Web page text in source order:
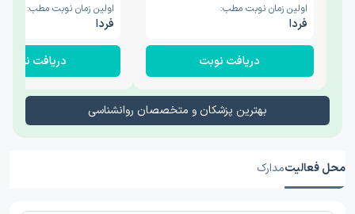
اولین زمان نوبت مطب:
فردا
دریافت نوبت
اولین زمان نوبت مطب:
فردا
دریافت نوبت
بهترین پزشکان و متخصصان روانشناسی
محل فعالیتمدارک